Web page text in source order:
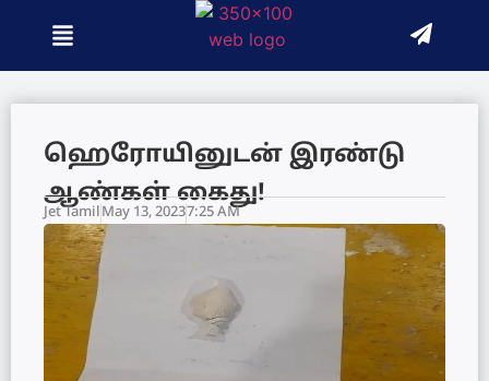
ஹெரோயினுடன் இரண்டு
ஆண்கள் கைது!
Jet TamilMay 13, 20237:25 AM